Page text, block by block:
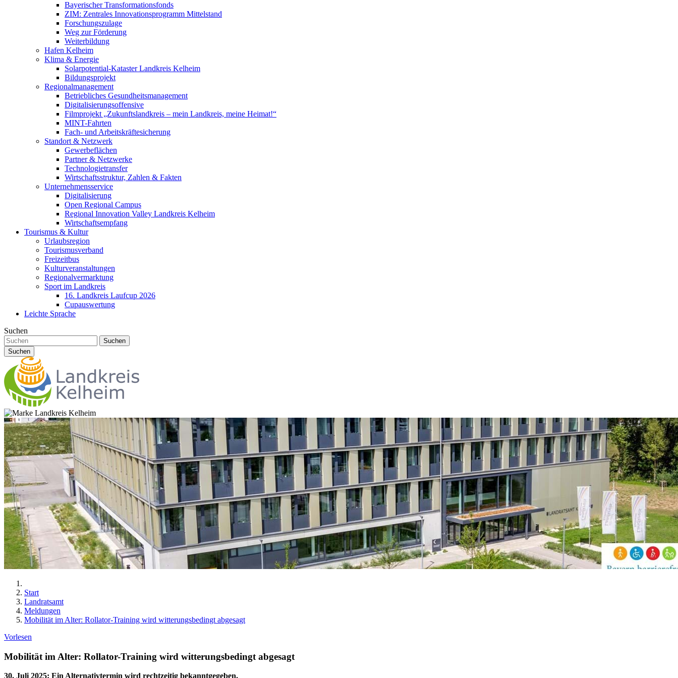
Bayerischer Transformationsfonds
ZIM: Zentrales Innovationsprogramm Mittelstand
Forschungszulage
Weg zur Förderung
Weiterbildung
Hafen Kelheim
Klima & Energie
Solarpotential-Kataster Landkreis Kelheim
Bildungsprojekt
Regionalmanagement
Betriebliches Gesundheitsmanagement
Digitalisierungsoffensive
Filmprojekt „Zukunftslandkreis – mein Landkreis, meine Heimat!“
MINT-Fahrten
Fach- und Arbeitskräftesicherung
Standort & Netzwerk
Gewerbeflächen
Partner & Netzwerke
Technologietransfer
Wirtschaftsstruktur, Zahlen & Fakten
Unternehmensservice
Digitalisierung
Open Regional Campus
Regional Innovation Valley Landkreis Kelheim
Wirtschaftsempfang
Tourismus & Kultur
Urlaubsregion
Tourismusverband
Freizeitbus
Kulturveranstaltungen
Regionalvermarktung
Sport im Landkreis
16. Landkreis Laufcup 2026
Cupauswertung
Leichte Sprache
Suchen
Suchen
Suchen
Start
Landratsamt
Meldungen
Mobilität im Alter: Rollator-Training wird witterungsbedingt abgesagt
Vorlesen
Mobilität im Alter: Rollator-Training wird witterungsbedingt abgesagt
30. Juli 2025: Ein Alternativtermin wird rechtzeitig bekanntgegeben.